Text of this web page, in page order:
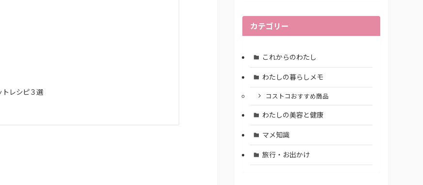
レシピ３選
カテゴリー
これからのわたし
わたしの暮らしメモ
コストコおすすめ商品
わたしの美容と健康
マメ知識
旅行・お出かけ